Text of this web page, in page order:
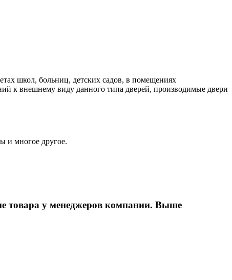
школ, больниц, детских садов, в помещениях
к внешнему виду данного типа дверей, производимые двери
и многое другое.
товара у менеджеров компании. Выше